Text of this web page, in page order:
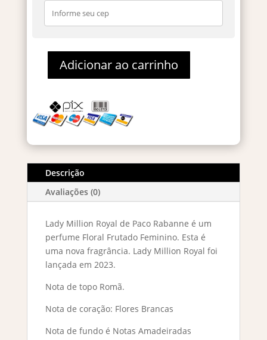
Eau
De
quantidade
Adicionar ao carrinho
Descrição
Avaliações (0)
Lady Million Royal de Paco Rabanne é um
perfume Floral Frutado Feminino. Esta é
uma nova fragrância. Lady Million Royal foi
lançada em 2023.
Nota de topo Romã.
Nota de coração: Flores Brancas
Nota de fundo é Notas Amadeiradas